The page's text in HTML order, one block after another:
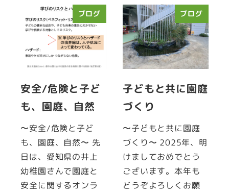
ブログ
安全/危険と子ど
も、園庭、自然
〜安全/危険と子ど
も、園庭、自然〜 先
日は、愛知県の井上
幼稚園さんで園庭と
安全に関するオンラ
ブログ
子どもと共に園庭
づくり
〜子どもと共に園庭
づくり〜 2025年、明
けましておめでとう
ございます。本年も
どうぞよろしくお願